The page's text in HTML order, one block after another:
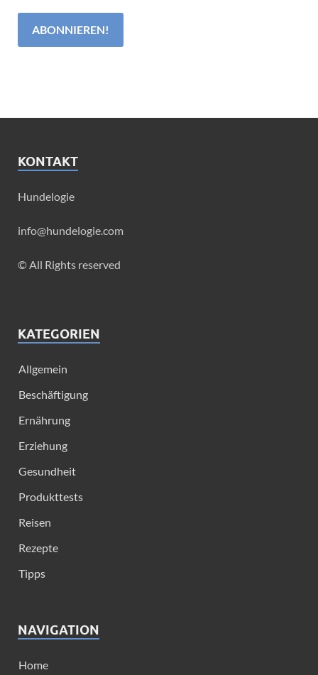
KONTAKT
Hundelogie
info@hundelogie.com
© All Rights reserved
KATEGORIEN
Allgemein
Beschäftigung
Ernährung
Erziehung
Gesundheit
Produkttests
Reisen
Rezepte
Tipps
NAVIGATION
Home